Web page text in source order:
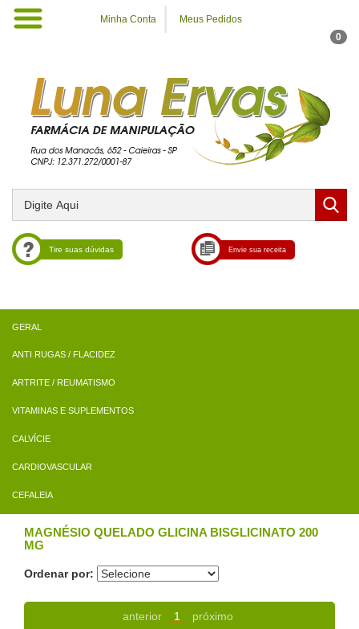
Minha Conta
Meus Pedidos
0
Tire suas dúvidas Envie sua receita
ANTI RUGAS / FLACIDEZ
ARTRITE / REUMATISMO
VITAMINAS E SUPLEMENTOS
CALVÍCIE
CARDIOVASCULAR
CEFALEIA
MAGNÉSIO QUELADO GLICINA BISGLICINATO 200
MG
Ordenar por:
anterior 1 próximo